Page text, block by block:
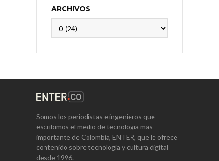
ARCHIVOS
Somos los periodistas e ingenieros que
escribimos el medio de tecnología más
importante de Colombia, ENTER, que le ofrece
contenido sobre tecnología y cultura digital
desde 1996.